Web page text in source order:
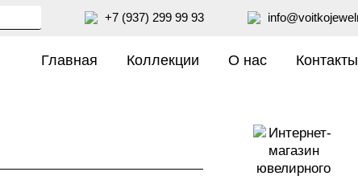
+7 (937) 299 99 93
Главная Коллекции О нас Контакты